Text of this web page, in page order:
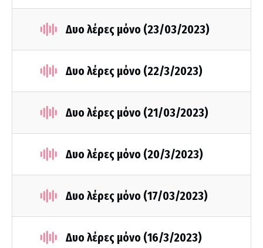
Δυο λέρες μόνο (23/03/2023)
Δυο λέρες μόνο (22/3/2023)
Δυο λέρες μόνο (21/03/2023)
Δυο λέρες μόνο (20/3/2023)
Δυο λέρες μόνο (17/03/2023)
Δυο λέρες μόνο (16/3/2023)